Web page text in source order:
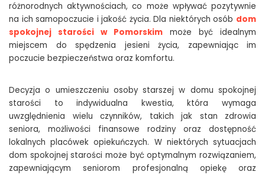
różnorodnych aktywnościach, co może wpływać pozytywnie
na ich samopoczucie i jakość życia. Dla niektórych osób dom
spokojnej starości w Pomorskim może być idealnym
miejscem do spędzenia jesieni życia, zapewniając im
poczucie bezpieczeństwa oraz komfortu.
Decyzja o umieszczeniu osoby starszej w domu spokojnej
starości to indywidualna kwestia, która wymaga
uwzględnienia wielu czynników, takich jak stan zdrowia
seniora, możliwości finansowe rodziny oraz dostępność
lokalnych placówek opiekuńczych. W niektórych sytuacjach
dom spokojnej starości może być optymalnym rozwiązaniem,
zapewniającym seniorom profesjonalną opiekę oraz